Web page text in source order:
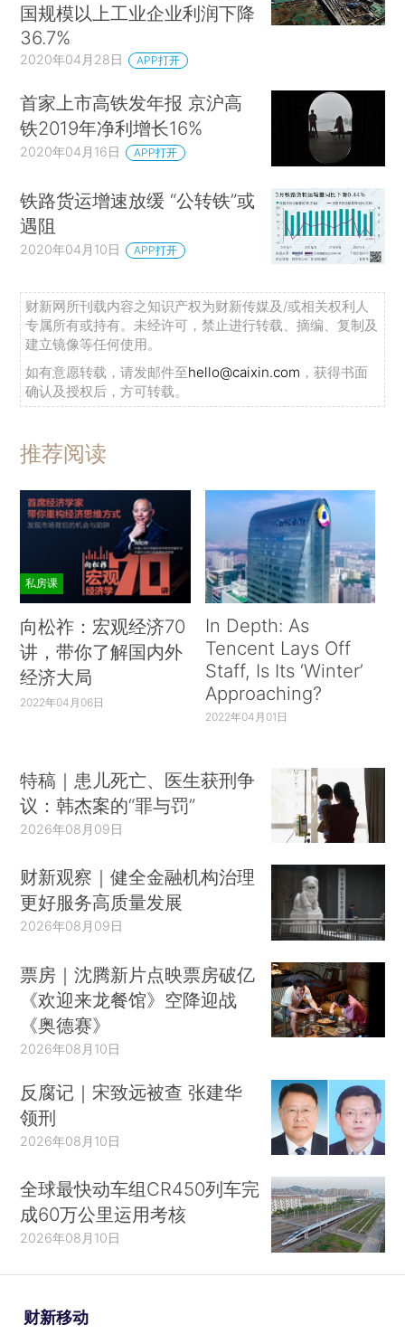
国规模以上工业企业利润下降
36.7%
2020年04月28日 APP打开
首家上市高铁发年报 京沪高
铁2019年净利增长16%
2020年04月16日 APP打开
铁路货运增速放缓 “公转铁”或
遇阻
2020年04月10日 APP打开
财新网所刊载内容之知识产权为财新传媒及/或相关权利人
专属所有或持有。未经许可，禁止进行转载、摘编、复制及
建立镜像等任何使用。
如有意愿转载，请发邮件至hello@caixin.com ，获得书面
确认及授权后，方可转载。
推荐阅读
私房课
向松祚：宏观经济70
讲，带你了解国内外
经济大局
2022年04月06日
In Depth: As
Tencent Lays Off
Staff, Is Its ‘Winter’
Approaching?
2022年04月01日
特稿｜患儿死亡、医生获刑争
议：韩杰案的“罪与罚”
2026年08月09日
财新观察｜健全金融机构治理
更好服务高质量发展
2026年08月09日
票房｜沈腾新片点映票房破亿
《欢迎来龙餐馆》空降迎战
《奥德赛》
2026年08月10日
反腐记｜宋致远被查 张建华
领刑
2026年08月10日
全球最快动车组CR450列车完
成60万公里运用考核
2026年08月10日
财新移动